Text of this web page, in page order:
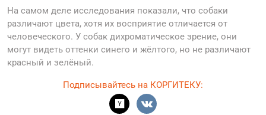
На самом деле исследования показали, что собаки
различают цвета, хотя их восприятие отличается от
человеческого. У собак дихроматическое зрение, они
могут видеть оттенки синего и жёлтого, но не различают
красный и зелёный.
Подписывайтесь на КОРГИТЕКУ: